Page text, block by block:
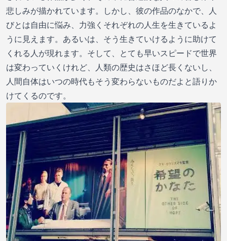
悲しみが描かれています。しかし、彼の作品のなかで、人
びとは自由に悩み、力強くそれぞれの人生を生きているよ
うに見えます。あるいは、そう生きていけるように助けて
くれる人が現れます。そして、とても早いスピードで世界
は変わっていくけれど、人類の歴史はさほど長くないし、
人間自体はいつの時代もそう変わらないものだよと語りか
けてくるのです。